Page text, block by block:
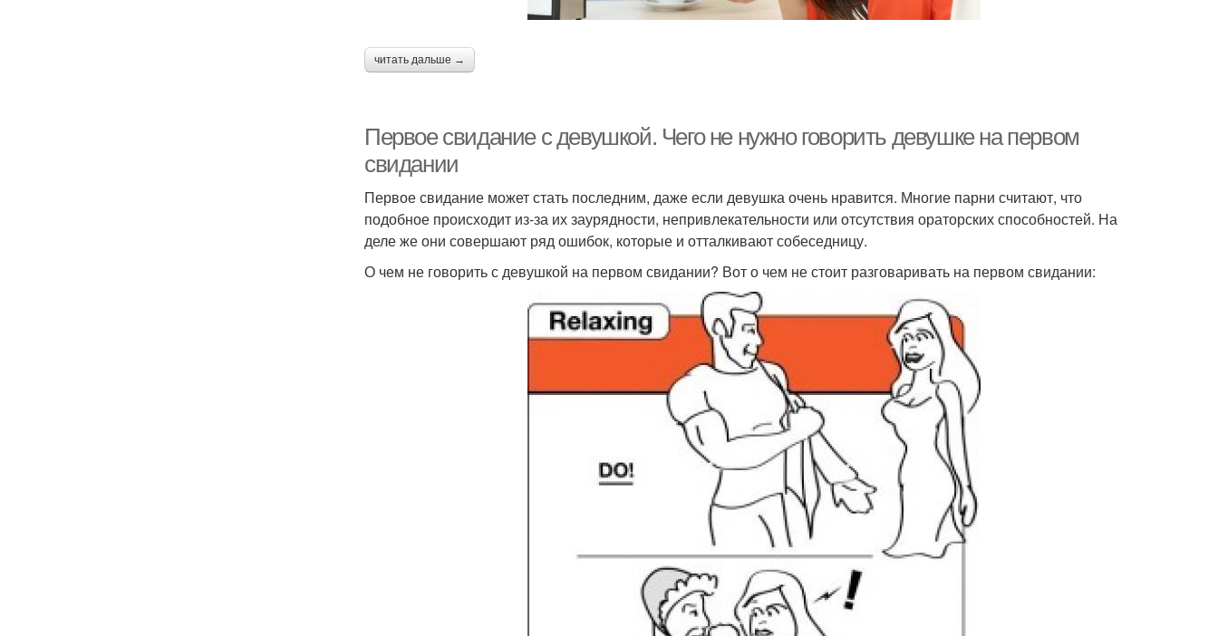
читать дальше →
Первое свидание с девушкой. Чего не нужно говорить девушке на первом
свидании
Первое свидание может стать последним, даже если девушка очень нравится. Многие парни считают, что
подобное происходит из-за их заурядности, непривлекательности или отсутствия ораторских способностей. На
деле же они совершают ряд ошибок, которые и отталкивают собеседницу.
О чем не говорить с девушкой на первом свидании? Вот о чем не стоит разговаривать на первом свидании: